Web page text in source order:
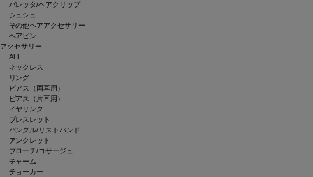
バレッタ/ヘアクリップ
シュシュ
その他ヘアアクセサリー
ヘアピン
アクセサリー
ALL
ネックレス
リング
ピアス（両耳用）
ピアス（片耳用）
イヤリング
ブレスレット
バングル/リストバンド
アンクレット
ブローチ/コサージュ
チャーム
チョーカー